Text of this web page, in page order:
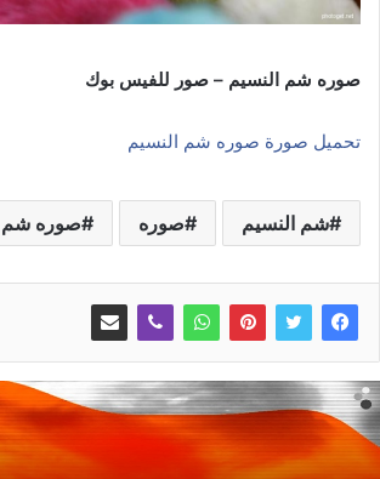
صوره شم النسيم – صور للفيس بوك
تحميل صورة صوره شم النسيم
شم النسيم صوره صوره شم